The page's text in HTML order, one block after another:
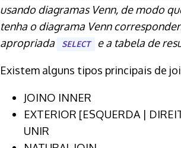
usando diagramas Venn, de modo
tenha o diagrama Venn
apropriada
SELECT e a tabela de
Existem alguns tipos principais de
JOINO INNER
EXTERIOR [ESQUERDA |
UNIR